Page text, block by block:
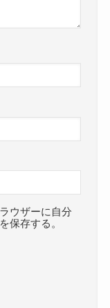
ウザーに自分
保存する。